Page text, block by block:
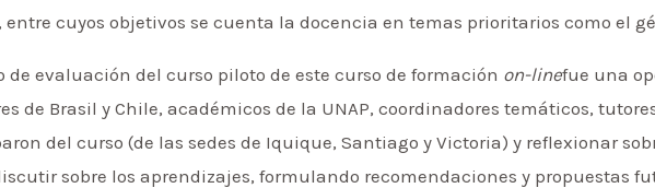
entre cuyos objetivos se cuenta la docencia en temas prioritarios como el
de evaluación del curso piloto de este curso de formación on-linefue una
de Brasil y Chile, académicos de la UNAP, coordinadores temáticos,
del curso (de las sedes de Iquique, Santiago y Victoria) y reflexionar
sobre los aprendizajes, formulando recomendaciones y propuestas